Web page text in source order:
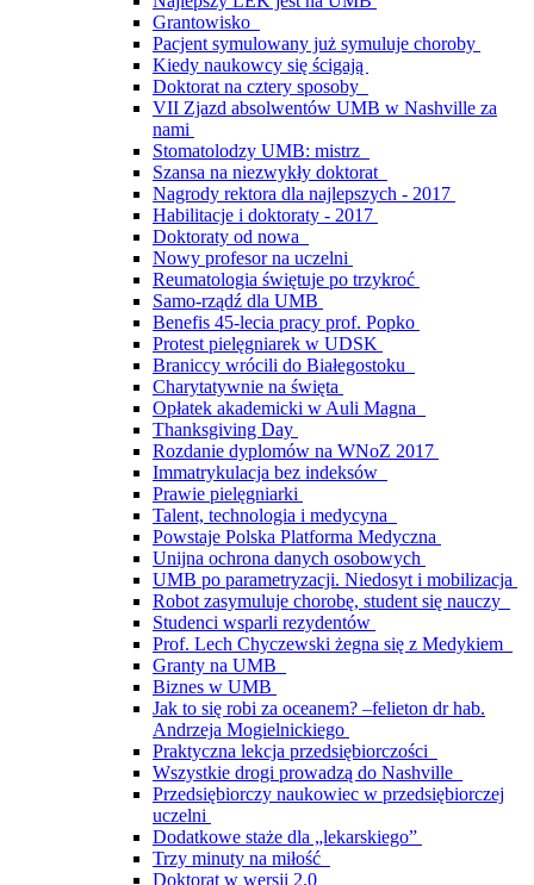
Grantowisko
Pacjent symulowany już symuluje choroby
Kiedy naukowcy się ścigają
Doktorat na cztery sposoby
VII Zjazd absolwentów UMB w Nashville za
nami
Stomatolodzy UMB: mistrz
Szansa na niezwykły doktorat
Nagrody rektora dla najlepszych - 2017
Habilitacje i doktoraty - 2017
Doktoraty od nowa
Nowy profesor na uczelni
Reumatologia świętuje po trzykroć
Samo-rządź dla UMB
Benefis 45-lecia pracy prof. Popko
Protest pielęgniarek w UDSK
Braniccy wrócili do Białegostoku
Charytatywnie na święta
Opłatek akademicki w Auli Magna
Thanksgiving Day
Rozdanie dyplomów na WNoZ 2017
Immatrykulacja bez indeksów
Prawie pielęgniarki
Talent, technologia i medycyna
Powstaje Polska Platforma Medyczna
Unijna ochrona danych osobowych
UMB po parametryzacji. Niedosyt i mobilizacja
Robot zasymuluje chorobę, student się nauczy
Studenci wsparli rezydentów
Prof. Lech Chyczewski żegna się z Medykiem
Granty na UMB
Biznes w UMB
Jak to się robi za oceanem? –felieton dr hab.
Andrzeja Mogielnickiego
Praktyczna lekcja przedsiębiorczości
Wszystkie drogi prowadzą do Nashville
Przedsiębiorczy naukowiec w przedsiębiorczej
uczelni
Dodatkowe staże dla „lekarskiego”
Trzy minuty na miłość
Doktorat w wersji 2.0